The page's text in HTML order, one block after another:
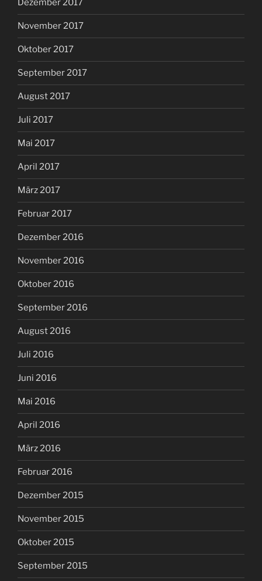
Dezember 2017
November 2017
Oktober 2017
September 2017
August 2017
Juli 2017
Mai 2017
April 2017
März 2017
Februar 2017
Dezember 2016
November 2016
Oktober 2016
September 2016
August 2016
Juli 2016
Juni 2016
Mai 2016
April 2016
März 2016
Februar 2016
Dezember 2015
November 2015
Oktober 2015
September 2015